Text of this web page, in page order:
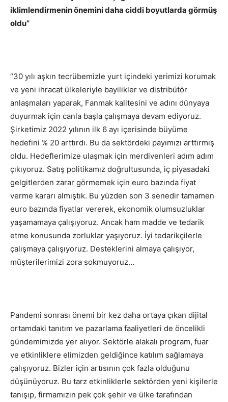
iklimlendirmenin önemini daha ciddi boyutlarda görmüş
oldu”
“30 yılı aşkın tecrübemizle yurt içindeki yerimizi korumak
ve yeni ihracat ülkeleriyle bayilikler ve distribütör
anlaşmaları yaparak, Fanmak kalitesini ve adını dünyaya
duyurmak için canla başla çalışmaya devam ediyoruz.
Şirketimiz 2022 yılının ilk 6 ayı içerisinde büyüme
hedefini % 20 arttırdı. Bu da sektördeki payımızı arttırmış
oldu. Hedeflerimize ulaşmak için merdivenleri adım adım
çıkıyoruz. Satış politikamız doğrultusunda, iç piyasadaki
gelgitlerden zarar görmemek için euro bazında fiyat
verme kararı almıştık. Bu yüzden son 3 senedir tamamen
euro bazında fiyatlar vererek, ekonomik olumsuzluklar
yaşamamaya çalışıyoruz. Ancak ham madde ve tedarik
etme konusunda zorluklar yaşıyoruz. İyi tedarikçilerle
çalışmaya çalışıyoruz. Desteklerini almaya çalışıyor,
müşterilerimizi zora sokmuyoruz…
Pandemi sonrası önemi bir kez daha ortaya çıkan dijital
ortamdaki tanıtım ve pazarlama faaliyetleri de öncelikli
gündemimizde yer alıyor. Sektörle alakalı program, fuar
ve etkinliklere elimizden geldiğince katılım sağlamaya
çalışıyoruz. Bizler için artısının çok fazla olduğunu
düşünüyoruz. Bu tarz etkinliklerle sektörden yeni kişilerle
tanışıp, firmamızın pek çok şehir ve ülke tarafından